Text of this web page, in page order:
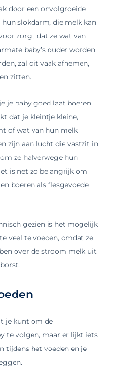
door een onvolgroeide
slokdarm, die melk kan
zorgt dat ze wat van
baby’s ouder worden
zal dit vaak afnemen,
zitten.
je baby goed laat boeren
dat je kleintje kleine,
of wat van hun melk
zijn aan lucht die vastzit in
ze halverwege hun
is net zo belangrijk om
boeren als flesgevoede
gezien is het mogelijk
veel te voeden, omdat ze
over de stroom melk uit
je kunt om de
te volgen, maar er lijkt iets
tijdens het voeden en je